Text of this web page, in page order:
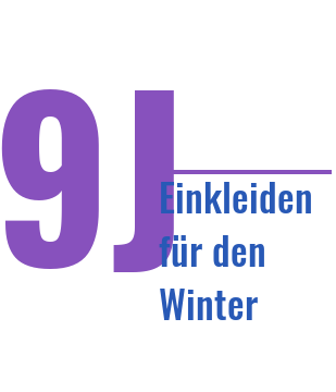
9JEinkleiden
für den
Winter